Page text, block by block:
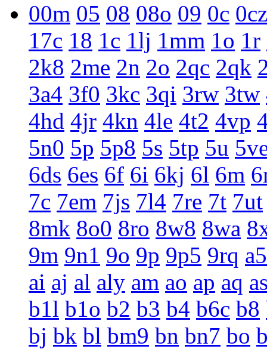
00m 05 08 08o 09 0c 0cz
17c 18 1c 1lj 1mm 1o 1r
2k8 2me 2n 2o 2qc 2qk
3a4 3f0 3kc 3qi 3rw 3tw
4hd 4jr 4kn 4le 4t2 4vp
5n0 5p 5p8 5s 5tp 5u
6ds 6es 6f 6i 6kj 6l 6m
7c 7em 7js 7l4 7re 7t 7ut
8mk 8o0 8ro 8w8 8wa
9m 9n1 9o 9p 9p5 9rq a5
ai aj al aly am ao ap aq
b1l b1o b2 b3 b4 b6c b8
bj bk bl bm9 bn bn7 bo